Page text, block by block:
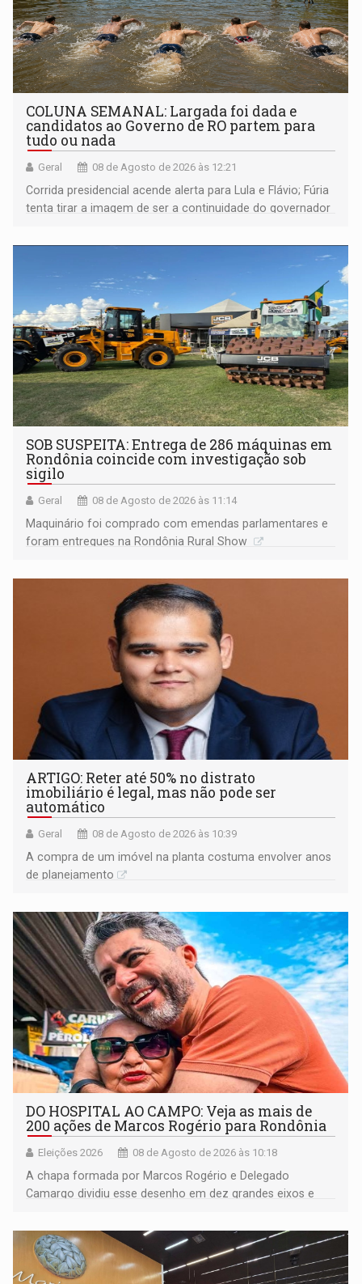
COLUNA SEMANAL: Largada foi dada e
candidatos ao Governo de RO partem para
tudo ou nada
Geral 08 de Agosto de 2026 às 12:21
Corrida presidencial acende alerta para Lula e Flávio; Fúria
tenta tirar a imagem de ser a continuidade do governador
não ter entrado no modo eleição; ABAV faz evento em
SOB SUSPEITA: Entrega de 286 máquinas em
Rondônia coincide com investigação sob
sigilo
Geral 08 de Agosto de 2026 às 11:14
Maquinário foi comprado com emendas parlamentares e
foram entregues na Rondônia Rural Show
ARTIGO: Reter até 50% no distrato
imobiliário é legal, mas não pode ser
automático
Geral 08 de Agosto de 2026 às 10:39
A compra de um imóvel na planta costuma envolver anos
de planejamento
DO HOSPITAL AO CAMPO: Veja as mais de
200 ações de Marcos Rogério para Rondônia
Eleições 2026 08 de Agosto de 2026 às 10:18
A chapa formada por Marcos Rogério e Delegado
Camargo dividiu esse desenho em dez grandes eixos e